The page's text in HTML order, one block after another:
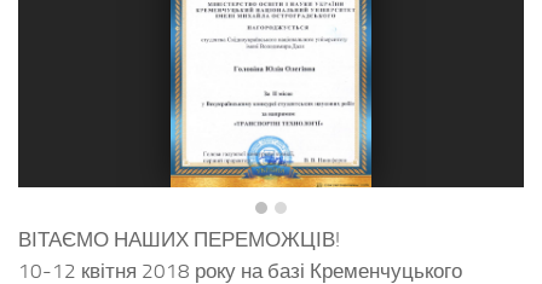
ВІТАЄМО НАШИХ ПЕРЕМОЖЦІВ!
10-12 квітня 2018 року на базі Кременчуцького